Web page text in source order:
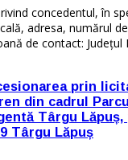
concedentul, în
adresa, numărul
de contact: Județul
prin
din cadrul
Târgu Lăpuș,
Târgu Lăpuș